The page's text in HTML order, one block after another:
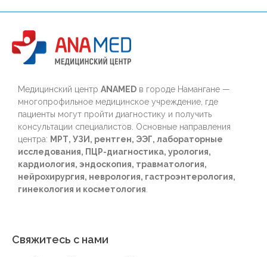
Медицинский центр ANAMED в городе Намангане —
многопрофильное медицинское учреждение, где
пациенты могут пройти диагностику и получить
консультации специалистов. Основные направления
центра: МРТ, УЗИ, рентген, ЭЭГ, лабораторные
исследования, ПЦР-диагностика, урология,
кардиология, эндоскопия, травматология,
нейрохирургия, неврология, гастроэнтерология,
гинекология и косметология.
Свяжитесь с нами